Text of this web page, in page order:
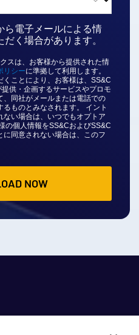
ら電子メールによる情
く場合があります。
スは、お客様から提供された情
リシーに準拠して利用します。
ことにより、お客様は、SS&C
供・企画するサービスやプロモ
、同社がメールまたは電話での
ものとみなされます。 イント
い場合は、いつでもオプトア
の個人情報をSS&CおよびSS&C
同意されない場合は、このフ
NOW